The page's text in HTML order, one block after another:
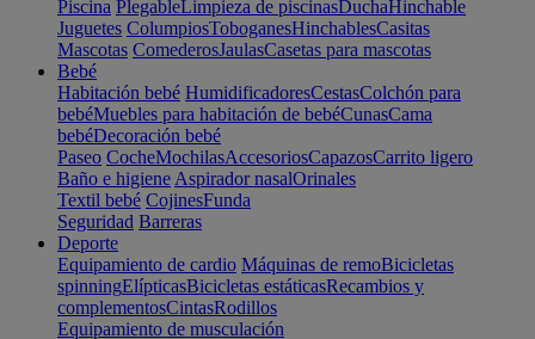
Piscina PlegableLimpieza de piscinasDuchaHinchable
Juguetes ColumpiosToboganesHinchablesCasitas
Mascotas ComederosJaulasCasetas para mascotas
Bebé
Habitación bebé HumidificadoresCestasColchón para
bebéMuebles para habitación de bebéCunasCama
bebéDecoración bebé
Paseo CocheMochilasAccesoriosCapazosCarrito ligero
Baño e higiene Aspirador nasalOrinales
Textil bebé CojinesFunda
Seguridad Barreras
Deporte
Equipamiento de cardio Máquinas de remoBicicletas
spinningElípticasBicicletas estáticasRecambios y
complementosCintasRodillos
Equipamiento de musculación